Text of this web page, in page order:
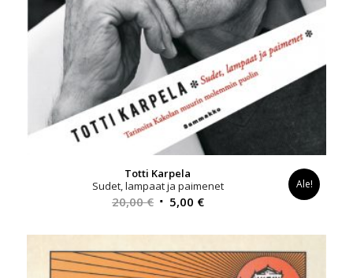
Totti Karpela
Sudet, lampaat ja paimenet
20,00€ Alkuperäinen
oli:
20,00 €.
5,00 €Nykyinen
on:
5,00 €.
Ale!